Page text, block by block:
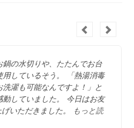
鍋の水切りや、たたんでお台
用しているそう。 「熱湯消毒
濯も可能なんですよ！」と
動していました。 今日はお友
いただきました。
もっと読